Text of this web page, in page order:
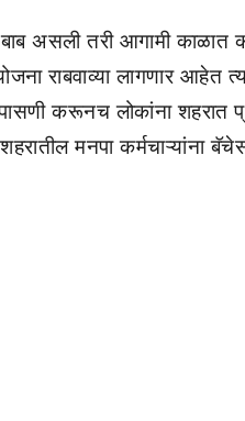
असली तरी आगामी काळात
राबवाव्या लागणार आहेत
करूनच लोकांना शहरात
मनपा कर्मचाऱ्यांना